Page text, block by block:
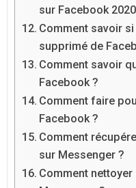
sur Facebook
Comment savoir
supprimé de
Comment savoir
Facebook ?
Comment faire
Facebook ?
Comment
sur Messenger ?
Comment